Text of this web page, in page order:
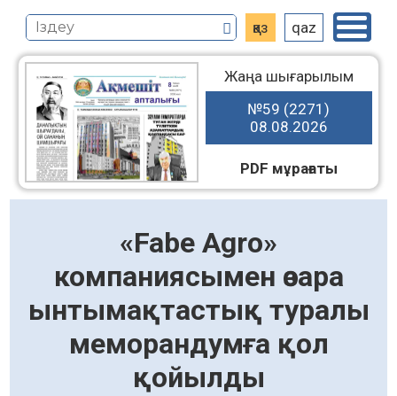
қаз qaz
Жаңа шығарылым
№59 (2271)
08.08.2026
PDF мұрағаты
«Fabe Agro»
компаниясымен өзара
ынтымақтастық туралы
меморандумға қол
қойылды